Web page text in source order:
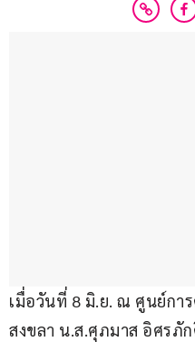
เมื่อวันที่ 8 มิ.ย. ณ ศูนย์กา
สงขลา น.ส.ศุภมาส อิศรภั